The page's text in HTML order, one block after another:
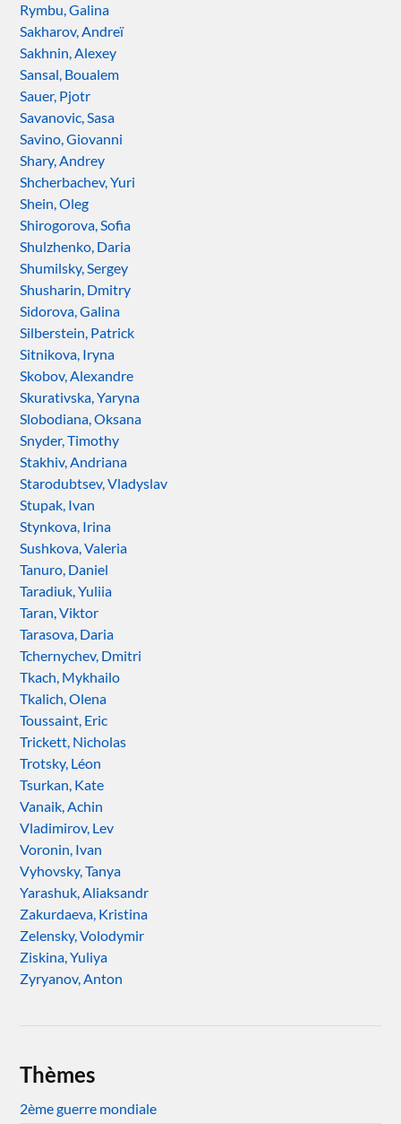
Rymbu, Galina
Sakharov, Andreï
Sakhnin, Alexey
Sansal, Boualem
Sauer, Pjotr
Savanovic, Sasa
Savino, Giovanni
Shary, Andrey
Shcherbachev, Yuri
Shein, Oleg
Shirogorova, Sofia
Shulzhenko, Daria
Shumilsky, Sergey
Shusharin, Dmitry
Sidorova, Galina
Silberstein, Patrick
Sitnikova, Iryna
Skobov, Alexandre
Skurativska, Yaryna
Slobodiana, Oksana
Snyder, Timothy
Stakhiv, Andriana
Starodubtsev, Vladyslav
Stupak, Ivan
Stynkova, Irina
Sushkova, Valeria
Tanuro, Daniel
Taradiuk, Yuliia
Taran, Viktor
Tarasova, Daria
Tchernychev, Dmitri
Tkach, Mykhailo
Tkalich, Olena
Toussaint, Eric
Trickett, Nicholas
Trotsky, Léon
Tsurkan, Kate
Vanaik, Achin
Vladimirov, Lev
Voronin, Ivan
Vyhovsky, Tanya
Yarashuk, Aliaksandr
Zakurdaeva, Kristina
Zelensky, Volodymir
Ziskina, Yuliya
Zyryanov, Anton
Thèmes
2ème guerre mondiale